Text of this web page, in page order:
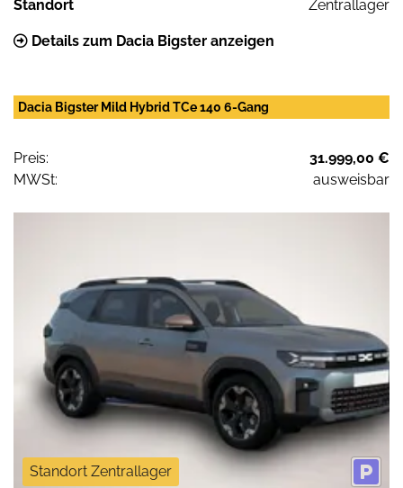
Standort Zentrallager
Details zum Dacia Bigster anzeigen
Dacia Bigster Mild Hybrid TCe 140 6-Gang
Preis:
31.999,00 €
MWSt:
ausweisbar
Standort Zentrallager